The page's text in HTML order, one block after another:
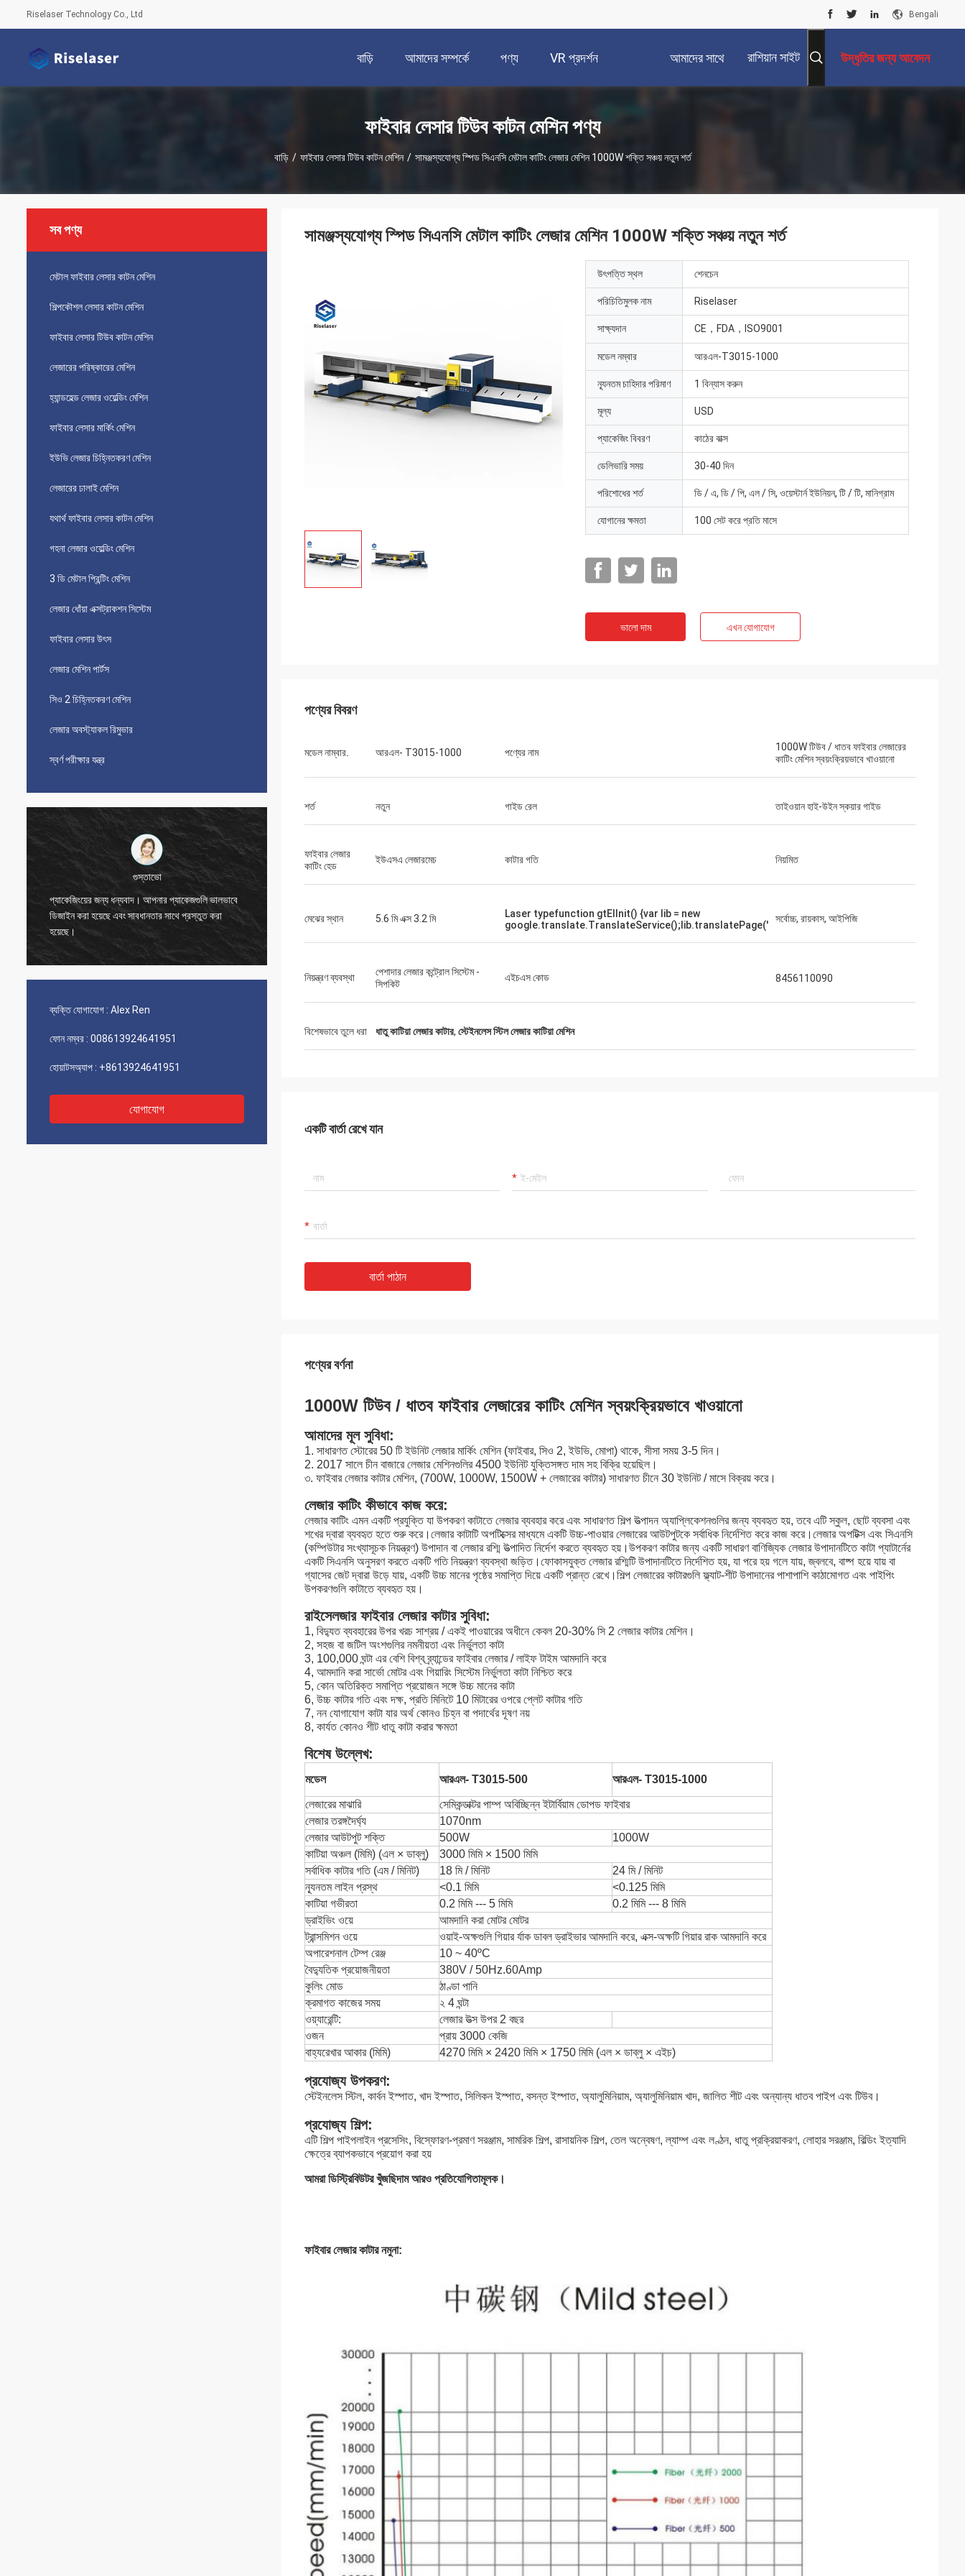
Riselaser Technology Co., Ltd Bengali
বাড়ি আমাদের সম্পর্কে পণ্য VR প্রদর্শন আমাদের সাথে রাশিয়ান সাইট উদ্ধৃতির জন্য আবেদন
ফাইবার লেসার টিউব কাটন মেশিন পণ্য
বাড়ি / ফাইবার লেসার টিউব কাটন মেশিন / সামঞ্জস্যযোগ্য স্পিড সিএনসি মেটাল কাটিং লেজার মেশিন 1000W শক্তি সঞ্চয় নতুন শর্ত
সব পণ্য
মেটাল ফাইবার লেসার কাটন মেশিন
শিল্পকৌশল লেসার কাটন মেশিন
ফাইবার লেসার টিউব কাটন মেশিন
লেজারের পরিষ্কারের মেশিন
হ্যান্ডহেল্ড লেজার ওয়েল্ডিং মেশিন
ফাইবার লেসার মার্কিং মেশিন
ইউভি লেজার চিহ্নিতকরণ মেশিন
লেজারের ঢালাই মেশিন
যথার্থ ফাইবার লেসার কাটন মেশিন
গহনা লেজার ওয়েল্ডিং মেশিন
3 ডি মেটাল প্রিন্টিং মেশিন
লেজার ধোঁয়া এক্সট্রাকশন সিস্টেম
ফাইবার লেসার উৎস
লেজার মেশিন পার্টস
সিও 2 চিহ্নিতকরণ মেশিন
লেজার অবস্ট্যাকল রিমুভার
স্বর্ণ পরীক্ষার যন্ত্র
ভালভাবে
বিজেতা
ধন্যবাদ, জো।
যন্ত্রটি দৃ looks় দেখায় ... ভাল নির্মিত ... এটির মতো!
ডিজাইন করা হয়েছে এবং সাবধানতার সাথে প্রস্তুত করা
হয়েছে।
ব্যক্তি যোগাযোগ : Alex Ren
ফোন নম্বর : 008613924641951
হোয়াটসঅ্যাপ : +8613924641951
যোগাযোগ
সামঞ্জস্যযোগ্য স্পিড সিএনসি মেটাল কাটিং লেজার মেশিন 1000W শক্তি সঞ্চয় নতুন শর্ত
উৎপত্তি স্থল শেনচেন
পরিচিতিমুলক নাম Riselaser
সাক্ষ্যদান CE，FDA，ISO9001
মডেল নম্বার আরএল-T3015-1000
ন্যূনতম চাহিদার পরিমাণ 1 বিন্যাস করুন
মূল্য USD
প্যাকেজিং বিবরণ কাঠের বাক্স
ডেলিভারি সময় 30-40 দিন
পরিশোধের শর্ত ডি / এ, ডি / পি, এল / সি, ওয়েস্টার্ন ইউনিয়ন, টি / টি, মানিগ্রাম
যোগানের ক্ষমতা 100 সেট করে প্রতি মাসে
ভালো দাম এখন যোগাযোগ
পণ্যের বিবরণ
মডেল নাম্বার. আরএল- T3015-1000 পণ্যের নাম
1000W টিউব / ধাতব ফাইবার লেজারের
কাটিং মেশিন স্বয়ংক্রিয়ভাবে খাওয়ানো
শর্ত নতুন গাইড রেল তাইওয়ান হাই-উইন স্কয়ার গাইড
ফাইবার লেজার
কাটিং হেড
ইউএসএ লেজারমেচ কাটার গতি নিয়মিত
মেঝের স্থান 5.6 মি এক্স 3.2 মি
Laser typefunction gtElInit() {var lib = new
google.translate.TranslateService();lib.translatePage('
সর্বোচ্চ, রায়কাস, আইপিজি
নিয়ন্ত্রণ ব্যবস্থা
পেশাদার লেজার কন্ট্রোল সিস্টেম -
সিপকিট
এইচএস কোড 8456110090
বিশেষভাবে তুলে ধরা ধাতু কাটিয়া লেজার কাটার, স্টেইনলেস স্টিল লেজার কাটিয়া মেশিন
একটি বার্তা রেখে যান
বার্তা পাঠান
পণ্যের বর্ণনা
1000W টিউব / ধাতব ফাইবার লেজারের কাটিং মেশিন স্বয়ংক্রিয়ভাবে খাওয়ানো
আমাদের মূল সুবিধা:
1. সাধারণত স্টোরের 50 টি ইউনিট লেজার মার্কিং মেশিন (ফাইবার, সিও 2, ইউভি, মোপা) থাকে, সীসা সময় 3-5 দিন।
2. 2017 সালে চীন বাজারে লেজার মেশিনগুলির 4500 ইউনিট যুক্তিসঙ্গত দাম সহ বিক্রি হয়েছিল।
৩. ফাইবার লেজার কাটার মেশিন, (700W, 1000W, 1500W + লেজারের কাটার) সাধারণত চীনে 30 ইউনিট / মাসে বিক্রয় করে।
লেজার কাটিং কীভাবে কাজ করে:
লেজার কাটিং এমন একটি প্রযুক্তি যা উপকরণ কাটাতে লেজার ব্যবহার করে এবং সাধারণত শিল্প উত্পাদন অ্যাপ্লিকেশনগুলির জন্য ব্যবহৃত হয়, তবে এটি স্কুল, ছোট ব্যবসা এবং
শখের দ্বারা ব্যবহৃত হতে শুরু করে।লেজার কাটাটি অপটিক্সের মাধ্যমে একটি উচ্চ-পাওয়ার লেজারের আউটপুটকে সর্বাধিক নির্দেশিত করে কাজ করে।লেজার অপটিক্স এবং সিএনসি
(কম্পিউটার সংখ্যাসূচক নিয়ন্ত্রণ) উপাদান বা লেজার রশ্মি উত্পাদিত নির্দেশ করতে ব্যবহৃত হয়।উপকরণ কাটার জন্য একটি সাধারণ বাণিজ্যিক লেজার উপাদানটিতে কাটা প্যাটার্নের
একটি সিএনসি অনুসরণ করতে একটি গতি নিয়ন্ত্রণ ব্যবস্থা জড়িত।ফোকাসযুক্ত লেজার রশ্মিটি উপাদানটিতে নির্দেশিত হয়, যা পরে হয় গলে যায়, জ্বলবে, বাষ্প হয়ে যায় বা
গ্যাসের জেট দ্বারা উড়ে যায়, একটি উচ্চ মানের পৃষ্ঠের সমাপ্তি দিয়ে একটি প্রান্ত রেখে।শিল্প লেজারের কাটারগুলি ফ্ল্যাট-শীট উপাদানের পাশাপাশি কাঠামোগত এবং পাইপিং
উপকরণগুলি কাটাতে ব্যবহৃত হয়।
রাইসেলজার ফাইবার লেজার কাটার সুবিধা:
1, বিদ্যুত ব্যবহারের উপর খরচ সাশ্রয় / একই পাওয়ারের অধীনে কেবল 20-30% সি 2 লেজার কাটার মেশিন।
2, সহজ বা জটিল অংশগুলির নমনীয়তা এবং নির্ভুলতা কাটা
3, 100,000 ঘন্টা এর বেশি বিশ্ব ব্র্যান্ডের ফাইবার লেজার / লাইফ টাইম আমদানি করে
4, আমদানি করা সার্ভো মোটর এবং গিয়ারিং সিস্টেম নির্ভুলতা কাটা নিশ্চিত করে
5, কোন অতিরিক্ত সমাপ্তি প্রয়োজন সঙ্গে উচ্চ মানের কাটা
6, উচ্চ কাটার গতি এবং দক্ষ, প্রতি মিনিটে 10 মিটারের ওপরে প্লেট কাটার গতি
7, নন যোগাযোগ কাটা যার অর্থ কোনও চিহ্ন বা পদার্থের দূষণ নয়
8, কার্যত কোনও শীট ধাতু কাটা করার ক্ষমতা
বিশেষ উল্লেখ:
মডেল আরএল- T3015-500 আরএল- T3015-1000
লেজারের মাঝারি
সেমিকন্ডাক্টর পাম্প অবিচ্ছিন্ন ইটার্বিয়াম ডোপড ফাইবার
লেজার তরঙ্গদৈর্ঘ্য
1070nm
লেজার আউটপুট শক্তি
500W
1000W
কাটিয়া অঞ্চল (মিমি) (এল × ডাব্লু)
3000 মিমি × 1500 মিমি
সর্বাধিক কাটার গতি (এম / মিনিট)
18 মি / মিনিট
24 মি / মিনিট
ন্যূনতম লাইন প্রস্থ
<0.1 মিমি
<0.125 মিমি
কাটিয়া গভীরতা
0.2 মিমি --- 5 মিমি
0.2 মিমি --- 8 মিমি
ড্রাইভিং ওয়ে
আমদানি করা মোটর মোটর
ট্রান্সমিশন ওয়ে
ওয়াই-অক্ষগুলি গিয়ার র্যাক ডাবল ড্রাইভার আমদানি করে, এক্স-অক্ষটি গিয়ার রাক আমদানি করে
অপারেশনাল টেম্প রেঞ্জ
10 ~ 40ºC
বৈদ্যুতিক প্রয়োজনীয়তা
380V / 50Hz.60Amp
কুলিং মোড
ঠাণ্ডা পানি
ক্রমাগত কাজের সময়
২ 4 ঘন্টা
ওয়্যারেন্টি:
লেজার উত্স উপর 2 বছর
ওজন
প্রায় 3000 কেজি
বাহ্যরেখার আকার (মিমি)
4270 মিমি × 2420 মিমি × 1750 মিমি (এল × ডাব্লু × এইচ)
প্রযোজ্য উপকরণ:
স্টেইনলেস স্টিল, কার্বন ইস্পাত, খাদ ইস্পাত, সিলিকন ইস্পাত, বসন্ত ইস্পাত, অ্যালুমিনিয়াম, অ্যালুমিনিয়াম খাদ, জালিত শীট এবং অন্যান্য ধাতব পাইপ এবং টিউব।
প্রযোজ্য শিল্প:
এটি শিল্প পাইপলাইন প্রসেসিং, বিস্ফোরণ-প্রমাণ সরঞ্জাম, সামরিক শিল্প, রাসায়নিক শিল্প, তেল অন্বেষণ, ল্যাম্প এবং লণ্ঠন, ধাতু প্রক্রিয়াকরণ, লোহার সরঞ্জাম, বিল্ডিং ইত্যাদি
ক্ষেত্রে ব্যাপকভাবে প্রয়োগ করা হয়
আমরা ডিস্ট্রিবিউটর খুঁজছিদাম আরও প্রতিযোগিতামূলক।
ফাইবার লেজার কাটার নমুনা: